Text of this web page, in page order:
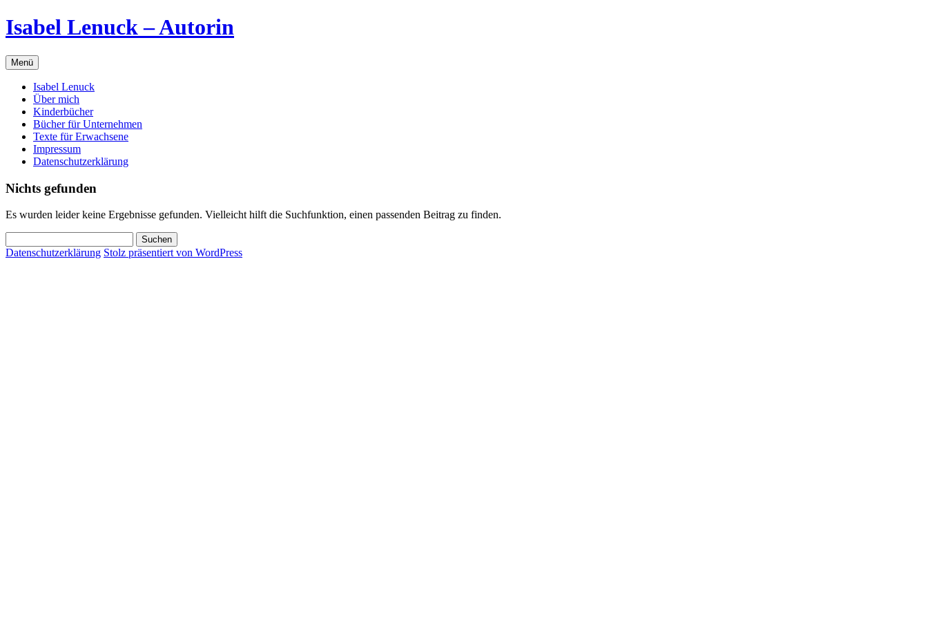
Zum
Inhalt
Isabel Lenuck – Autorin
Menü
Isabel Lenuck
Über mich
Kinderbücher
Bücher für Unternehmen
Texte für Erwachsene
Impressum
Datenschutzerklärung
Nichts gefunden
Es wurden leider keine Ergebnisse gefunden. Vielleicht hilft die Suchfunktion, einen passenden Beitrag zu finden.
nach:
Datenschutzerklärung Stolz präsentiert von WordPress